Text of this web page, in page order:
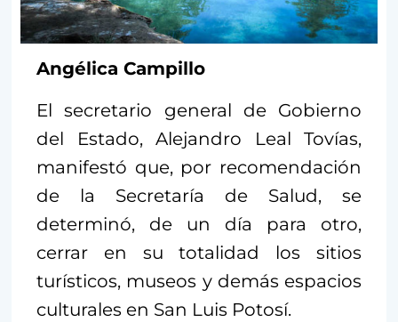
Angélica Campillo
El secretario general de Gobierno
del Estado, Alejandro Leal Tovías,
manifestó que, por recomendación
de la Secretaría de Salud, se
determinó, de un día para otro,
cerrar en su totalidad los sitios
turísticos, museos y demás espacios
culturales en San Luis Potosí.